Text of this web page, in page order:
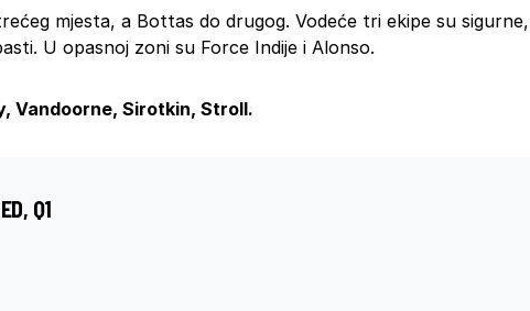
mjesta, a Bottas do drugog. Vodeće tri ekipe su sigurne,
U opasnoj zoni su Force Indije i Alonso.
Vandoorne, Sirotkin, Stroll.
Q1